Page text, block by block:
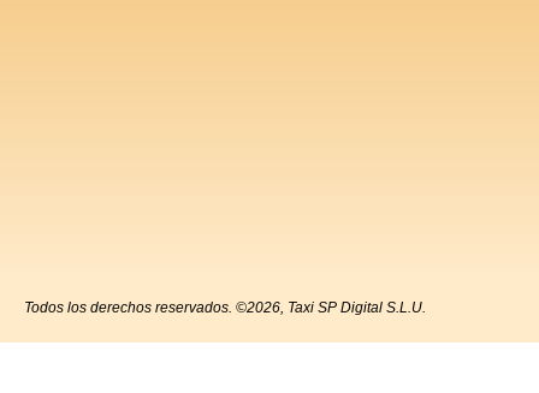
Todos los derechos reservados. ©2026, Taxi SP Digital S.L.U.